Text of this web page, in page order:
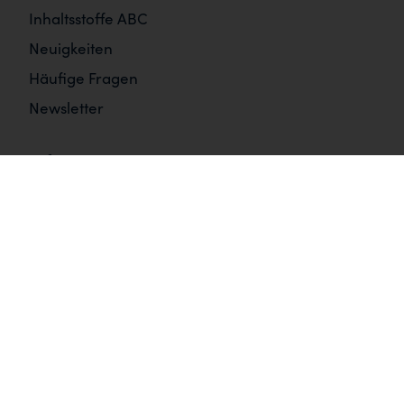
Inhaltsstoffe ABC
Neuigkeiten
Häufige Fragen
Newsletter
Informationen